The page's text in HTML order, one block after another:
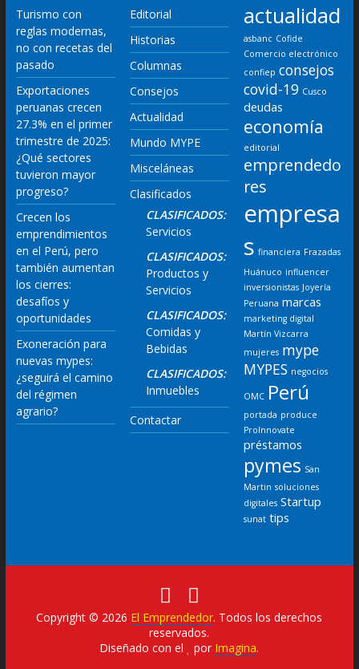
Turismo con
reglas modernas,
no con recetas del
pasado
Exportaciones
peruanas crecen
27.3% en el primer
trimestre de 2025:
¿Qué sectores
tuvieron mayor
progreso?
Crecen los
emprendimientos
en el Perú, pero
también aumentan
los cierres:
desafíos y
oportunidades
Exoneración para
nuevas mypes:
¿seguirá el camino
del régimen
agrario?
Editorial
Historias
Columnas
Consejos
Actualidad
Mundo MYPE
Misceláneas
Clasificados
CLASIFICADOS:
Servicios
CLASIFICADOS:
Productos y
Servicios
CLASIFICADOS:
Comidas y
Bebidas
CLASIFICADOS:
Inmuebles
Contactar
actualidad
asbanc Cofide
Comercio electrónico
confiep consejos
covid-19 Cusco
deudas
economía
editorial
emprendedo
res
empresa
s financiera Frazadas
Huánuco influencer
inversionistas Joyería
Peruana marcas
marketing digital
Martín Vizcarra
mujeres mype
MYPES negocios
OMC Perú
portada produce
ProInnovate
préstamos
pymes San
Martin soluciones
digitales Startup
sunat tips
Copyright © 2026 El Emprendedor. Todos los derechos
reservados.
Diseñado con el
por Imagina.